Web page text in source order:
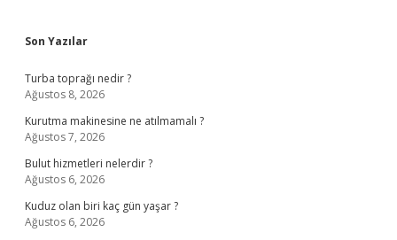
Sidebar
Son Yazılar
Turba toprağı nedir ?
Ağustos 8, 2026
Kurutma makinesine ne atılmamalı ?
Ağustos 7, 2026
Bulut hizmetleri nelerdir ?
Ağustos 6, 2026
Kuduz olan biri kaç gün yaşar ?
Ağustos 6, 2026